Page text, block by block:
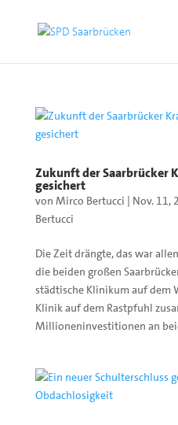
Zukunft der Saarbrücker
gesichert
von Mirco Bertucci | Nov. 11,
Bertucci
Die Zeit drängte, das war
die beiden großen
städtische Klinikum auf dem
Klinik auf dem Rastpfuhl
Millioneninvestitionen an